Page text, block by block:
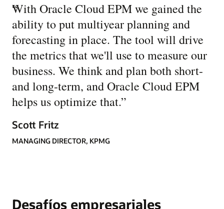
“
With Oracle Cloud EPM we gained the
ability to put multiyear planning and
forecasting in place. The tool will drive
the metrics that we'll use to measure our
business. We think and plan both short-
and long-term, and Oracle Cloud EPM
helps us optimize that.”
Scott Fritz
MANAGING DIRECTOR, KPMG
Desafíos empresariales